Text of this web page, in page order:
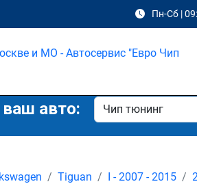
Пн-Сб |
авто:
Tiguan I - 2007 - 2015